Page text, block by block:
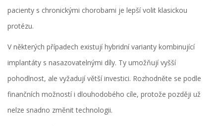
pacienty s chronickými chorobami je lepší volit klasickou
protézu.
V některých případech existují hybridní varianty kombinující
implantáty s nasazovatelnými díly. Ty umožňují vyšší
pohodlnost, ale vyžadují větší investici. Rozhodněte se podle
finančních možností i dlouhodobého cíle, protože později už
nelze snadno změnit technologii.